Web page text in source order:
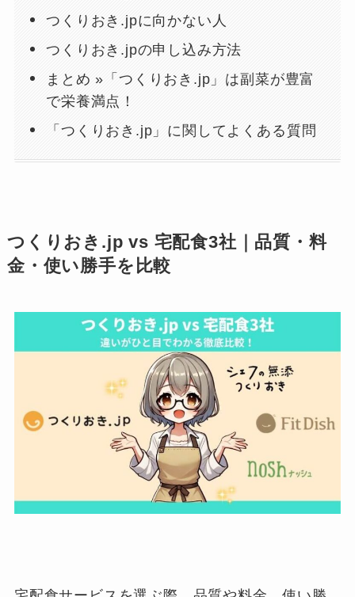
つくりおき.jpに向かない人
つくりおき.jpの申し込み方法
まとめ »「つくりおき.jp」は副菜が豊富
で栄養満点！
「つくりおき.jp」に関してよくある質問
つくりおき.jp vs 宅配食3社｜品質・料
金・使い勝手を比較